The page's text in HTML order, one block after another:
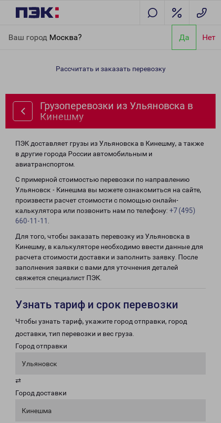
Ваш город Москва? Да Нет
Кинешму
Рассчитать и заказать перевозку
Грузоперевозки из Ульяновска в
Кинешму
ПЭК доставляет грузы из Ульяновска в Кинешму, а также
в другие города России автомобильным и
авиатранспортом.
С примерной стоимостью перевозки по направлению
Ульяновск - Кинешма вы можете ознакомиться на сайте,
произвести расчет стоимости с помощью онлайн-
калькулятора или позвонить нам по телефону: +7 (495)
660-11-11
Для того, чтобы заказать перевозку из Ульяновска в
Кинешму, в калькуляторе необходимо ввести данные для
расчета стоимости доставки и заполнить заявку. После
заполнения заявки с вами для уточнения деталей
свяжется специалист ПЭК.
Узнать тариф и срок перевозки
Чтобы узнать тариф, укажите город отправки, город
доставки, тип перевозки и вес груза.
Город отправки
Ульяновск
⇄
Город доставки
Кинешма